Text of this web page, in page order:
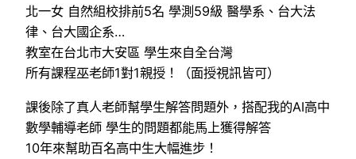
北一女 自然組校排前5名 學測59級 醫學系、台大法
律、台大國企系…
教室在台北市大安區 學生來自全台灣
所有課程巫老師1對1親授！（面授視訊皆可）
課後除了真人老師幫學生解答問題外，搭配我的AI高中
數學輔導老師 學生的問題都能馬上獲得解答
10年來幫助百名高中生大幅進步！